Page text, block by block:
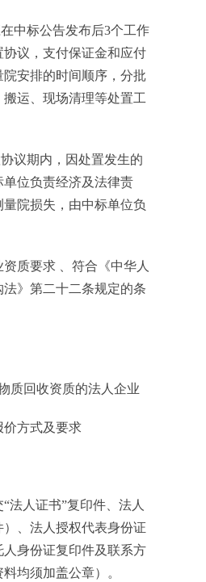
中标公告发布后3个工作
协议，支付保证金和应付
安排的时间顺序，分批
运、现场清理等处置工
议期内，因处置发生的
位负责经济及法律责
院损失，由中标单位负
资质要求 、符合《中华人
法》第二十二条规定的条
质回收资质的法人企业
价方式及要求
法人证书”复印件、法人
、法人授权代表身份证
身份证复印件及联系方
均须加盖公章）。